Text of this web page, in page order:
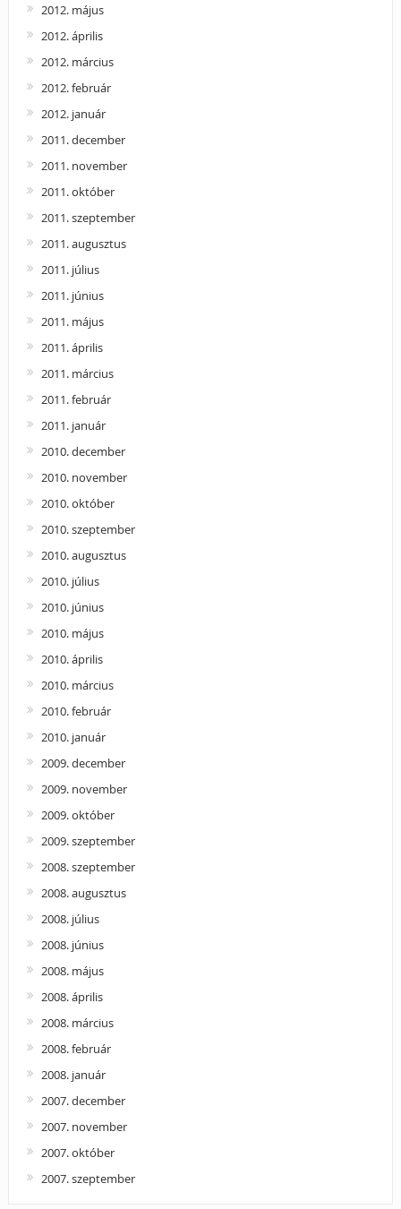
2012. május
2012. április
2012. március
2012. február
2012. január
2011. december
2011. november
2011. október
2011. szeptember
2011. augusztus
2011. július
2011. június
2011. május
2011. április
2011. március
2011. február
2011. január
2010. december
2010. november
2010. október
2010. szeptember
2010. augusztus
2010. július
2010. június
2010. május
2010. április
2010. március
2010. február
2010. január
2009. december
2009. november
2009. október
2009. szeptember
2008. szeptember
2008. augusztus
2008. július
2008. június
2008. május
2008. április
2008. március
2008. február
2008. január
2007. december
2007. november
2007. október
2007. szeptember